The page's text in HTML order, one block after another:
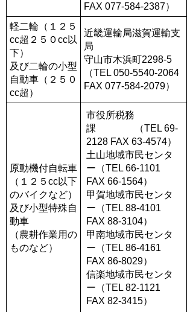
FAX 077-584-2387）
軽二輪（１２５
cc超２５０cc以
下）
及び二輪の小型
自動車（２５０
cc超）
近畿運輸局滋賀運輸支
局
守山市木浜町2298-5
（TEL 050-5540-2064
FAX 077-584-2079）
原動機付自転車
（１２５cc以下
のバイクなど）
及び小型特殊自
動車
（農耕作業用の
ものなど）
市役所税務
課 （TEL 69-
2128 FAX 63-4574）
土山地域市民センタ
ー（TEL 66-1101
FAX 66-1564）
甲賀地域市民センタ
ー（TEL 88-4101
FAX 88-3104）
甲南地域市民センタ
ー（TEL 86-4161
FAX 86-8029）
信楽地域市民センタ
ー（TEL 82-1121
FAX 82-3415）